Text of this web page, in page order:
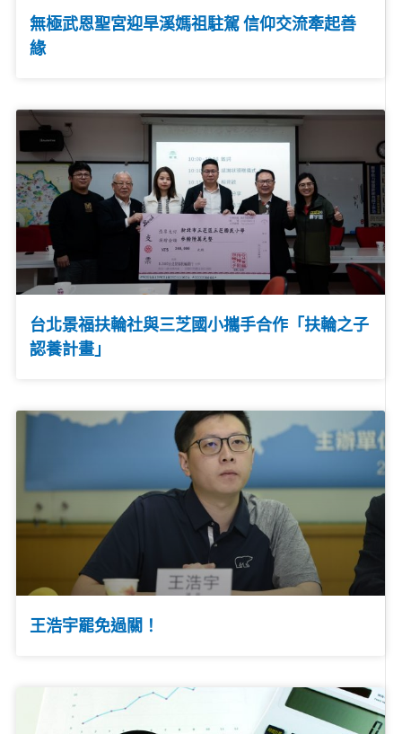
無極武恩聖宮迎旱溪媽祖駐駕 信仰交流牽起善
緣
台北景福扶輪社與三芝國小攜手合作「扶輪之子
認養計畫」
王浩宇罷免過關！